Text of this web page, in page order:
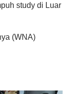
study di Luar
(WNA)